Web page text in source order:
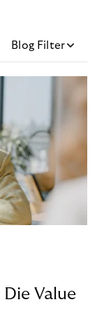
Blog Filter
Value